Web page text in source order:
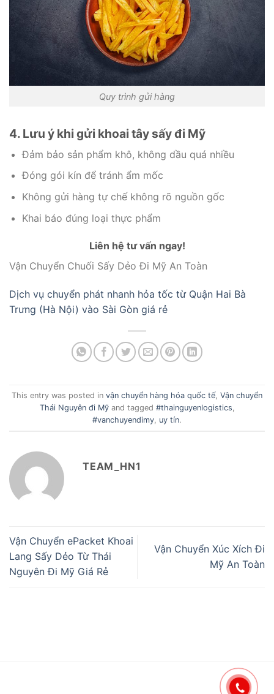
Quy trình gửi hàng
4. Lưu ý khi gửi khoai tây sấy đi Mỹ
Đảm bảo sản phẩm khô, không dầu quá nhiều
Đóng gói kín để tránh ẩm mốc
Không gửi hàng tự chế không rõ nguồn gốc
Khai báo đúng loại thực phẩm
Liên hệ tư vấn ngay!
Vận Chuyển Chuối Sấy Dẻo Đi Mỹ An Toàn
Dịch vụ chuyển phát nhanh hỏa tốc từ Quận Hai Bà
Trưng (Hà Nội) vào Sài Gòn giá rẻ
This entry was posted in vận chuyển hàng hóa quốc tế, Vận chuyển
Thái Nguyên đi Mỹand tagged #thainguyenlogistics
#vanchuyendimy uy tín.
TEAM_HN1
Vận Chuyển ePacket Khoai
Lang Sấy Dẻo Từ Thái
Nguyên Đi Mỹ Giá Rẻ
Vận Chuyển Xúc Xích Đi
Mỹ An Toàn